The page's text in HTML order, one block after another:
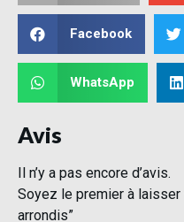
Facebook
WhatsApp
Avis
Il n’y a pas encore d’avis.
Soyez le premier à laisser
arrondis”